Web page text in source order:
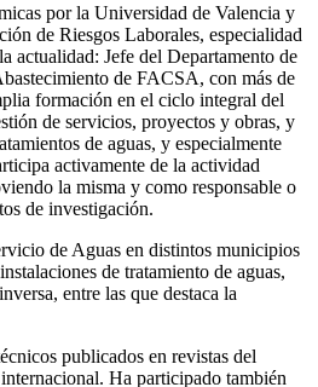
por la Universidad de Valencia y
de Riesgos Laborales, especialidad
actualidad: Jefe del Departamento de
de FACSA, con más de
formación en el ciclo integral del
de servicios, proyectos y obras, y
de aguas, y especialmente
activamente de la actividad
la misma y como responsable o
de investigación.
de Aguas en distintos municipios
de tratamiento de aguas,
entre las que destaca la
publicados en revistas del
Ha participado también